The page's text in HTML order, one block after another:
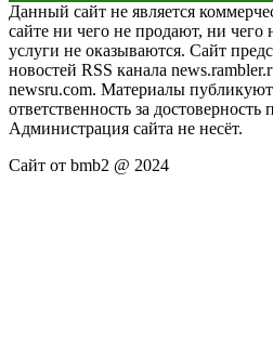
Данный сайт не является
сайте ни чего не продают, ни
услуги не оказываются. Сайт
новостей RSS канала
newsru.com. Материалы
ответственность за
Администрация сайта не несёт.
Сайт от bmb2 @ 2024